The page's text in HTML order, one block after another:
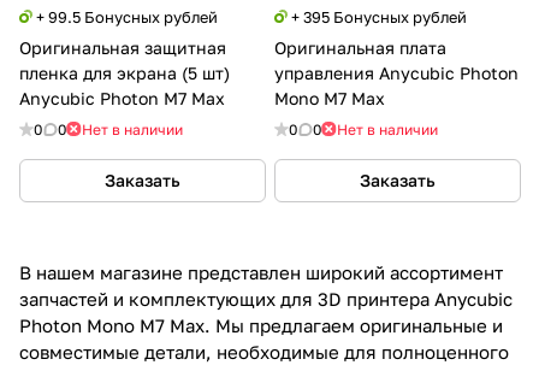
+ 99.5 Бонусных рублей
Оригинальная защитная
пленка для экрана (5 шт)
Anycubic Photon M7 Max
0 0 Нет в наличии
Заказать
+ 395 Бонусных рублей
Оригинальная плата
управления Anycubic Photon
Mono M7 Max
0 0 Нет в наличии
Заказать
В нашем магазине представлен широкий ассортимент
запчастей и комплектующих для 3D принтера Anycubic
Photon Mono M7 Max. Мы предлагаем оригинальные и
совместимые детали, необходимые для полноценного